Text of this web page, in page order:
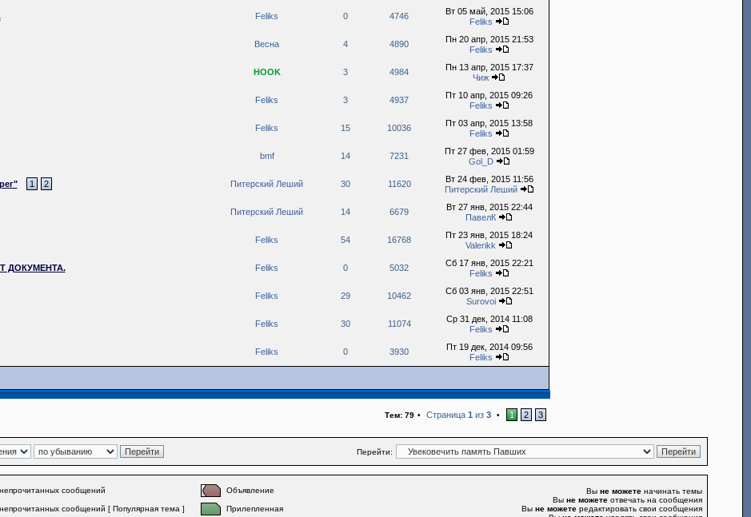
Feliks 0 4746
Вт 05 май, 2015 15:06
Feliks
Весна 4 4890
Пн 20 апр, 2015 21:53
Feliks
HOOK 3 4984
Пн 13 апр, 2015 17:37
Чиж
Feliks 3 4937
Пт 10 апр, 2015 09:26
Feliks
Feliks 15 10036
Пт 03 апр, 2015 13:58
Feliks
bmf 14 7231
Пт 27 фев, 2015 01:59
Gol_D
1 2 Питерский Леший 30 11620
Вт 24 фев, 2015 11:56
Питерский Леший
Питерский Леший 14 6679
Вт 27 янв, 2015 22:44
ПавелК
Feliks 54 16768
Пт 23 янв, 2015 18:24
Valerikk
ДОКУМЕНТА. Feliks 0 5032
Сб 17 янв, 2015 22:21
Feliks
Feliks 29 10462
Сб 03 янв, 2015 22:51
Surovoi
Feliks 30 11074
Ср 31 дек, 2014 11:08
Feliks
Feliks 0 3930
Пт 19 дек, 2014 09:56
Feliks
Тем: 79 • Страница 1 из 3 • 1 2 3
Перейти:
сообщений Объявление
сообщений [ Популярная тема ] Прилепленная
Вы не можетеначинать темы
Вы не можетеотвечать на сообщения
Вы не можетередактировать свои сообщения